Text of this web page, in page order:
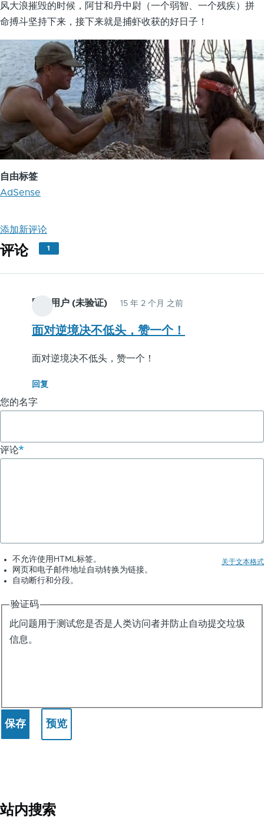
风大浪摧毁的时候，阿甘和丹中尉（一个弱智、一个残疾）拼
命搏斗坚持下来，接下来就是捕虾收获的好日子！
自由标签
AdSense
添加新评论
评论 1
匿名用户 (未验证) 15 年 2 个月 之前
面对逆境决不低头，赞一个！
面对逆境决不低头，赞一个！
回复
您的名字
评论
关于文本格式
不允许使用HTML标签。
网页和电子邮件地址自动转换为链接。
自动断行和分段。
验证码
此问题用于测试您是否是人类访问者并防止自动提交垃圾
信息。
站内搜索